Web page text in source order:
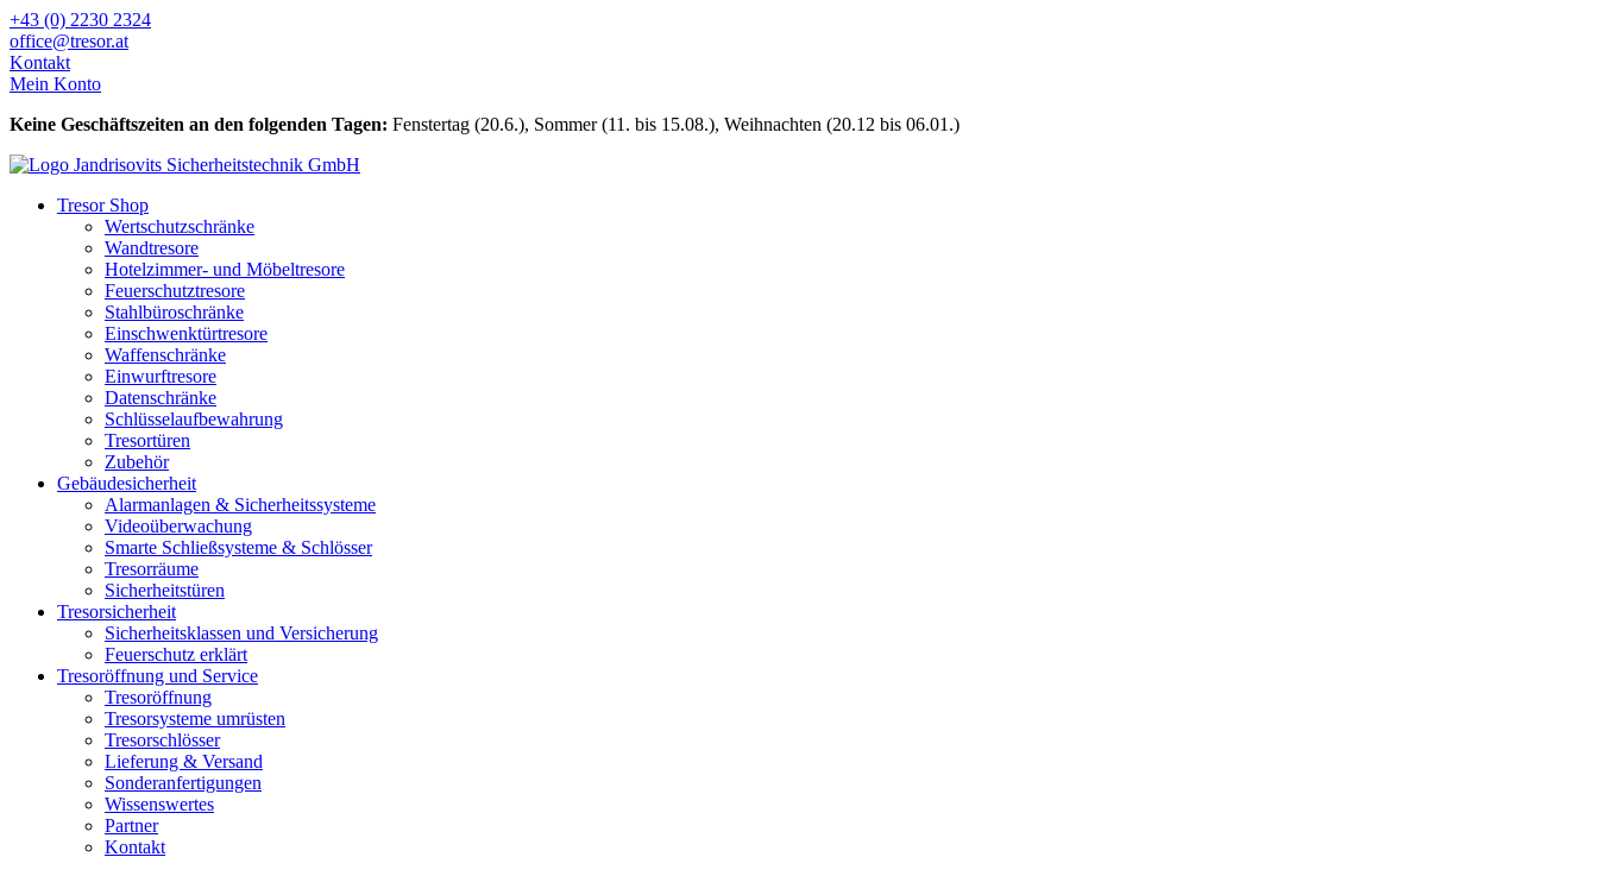
Zum
Inhalt
wechseln
+43 (0) 2230 2324
office@tresor.at
Kontakt
Mein Konto
Keine Geschäftszeiten an den folgenden Tagen: Fenstertag (20.6.), Sommer (11. bis 15.08.), Weihnachten (20.12 bis 06.01.)
Tresor Shop
Wertschutzschränke
Wandtresore
Hotelzimmer- und Möbeltresore
Feuerschutztresore
Stahlbüroschränke
Einschwenktürtresore
Waffenschränke
Einwurftresore
Datenschränke
Schlüsselaufbewahrung
Tresortüren
Zubehör
Gebäudesicherheit
Alarmanlagen & Sicherheitssysteme
Videoüberwachung
Smarte Schließsysteme & Schlösser
Tresorräume
Sicherheitstüren
Tresorsicherheit
Sicherheitsklassen und Versicherung
Feuerschutz erklärt
Tresoröffnung und Service
Tresoröffnung
Tresorsysteme umrüsten
Tresorschlösser
Lieferung & Versand
Sonderanfertigungen
Wissenswertes
Partner
Kontakt